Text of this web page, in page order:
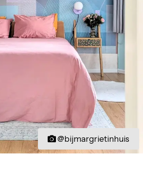
@bijmargrietinhuis